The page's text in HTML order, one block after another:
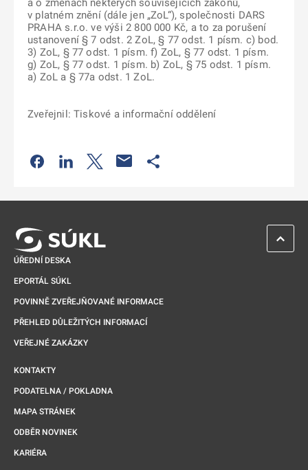
a o změnách některých souvisejících zákonů,
v platném znění (dále jen „ZoL“), společnosti DARS
PRAHA s.r.o. ve výši 2 800 000 Kč, a to za porušení
ustanovení § 7 odst. 2 ZoL, § 77 odst. 1 písm. c) bod.
3) ZoL, § 77 odst. 1 písm. f) ZoL, § 77 odst. 1 písm.
g) ZoL, § 77 odst. 1 písm. b) ZoL, § 75 odst. 1 písm.
a) ZoL a § 77a odst. 1 ZoL.
Zveřejnil: Tiskové a informační oddělení
Odkaz se otevře na nové kartě
Odkaz se otevře na nové kartě
Odkaz se otevře na nové kartě
ÚŘEDNÍ DESKA
EPORTÁL SÚKL
POVINNĚ ZVEŘEJŇOVANÉ INFORMACE
PŘEHLED DŮLEŽITÝCH INFORMACÍ
VEŘEJNÉ ZAKÁZKY
KONTAKTY
PODATELNA / POKLADNA
MAPA STRÁNEK
ODBĚR NOVINEK
KARIÉRA
ZPĚT